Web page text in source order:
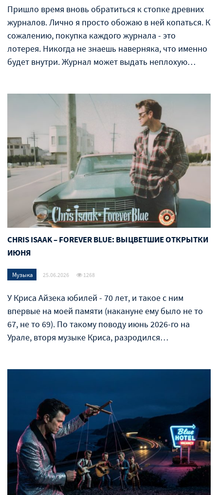
Пришло время вновь обратиться к стопке древних
журналов. Лично я просто обожаю в ней копаться. К
сожалению, покупка каждого журнала - это
лотерея. Никогда не знаешь наверняка, что именно
будет внутри. Журнал может выдать неплохую…
CHRIS ISAAK – FOREVER BLUE: ВЫЦВЕТШИЕ ОТКРЫТКИ
ИЮНЯ
Музыка 25.06.2026 1268
У Криса Айзека юбилей - 70 лет, и такое с ним
впервые на моей памяти (накануне ему было не то
67, не то 69). По такому поводу июнь 2026-го на
Урале, вторя музыке Криса, разродился…